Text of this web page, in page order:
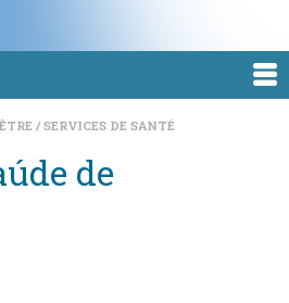
SERVICES DE SANTÉ
de